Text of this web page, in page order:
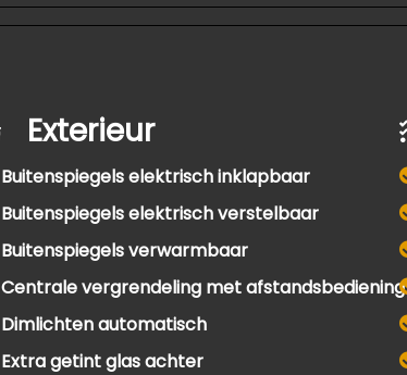
Exterieur
Buitenspiegels elektrisch inklapbaar
Buitenspiegels elektrisch verstelbaar
Buitenspiegels verwarmbaar
Centrale vergrendeling met afstandsbediening
Dimlichten automatisch
Extra getint glas achter